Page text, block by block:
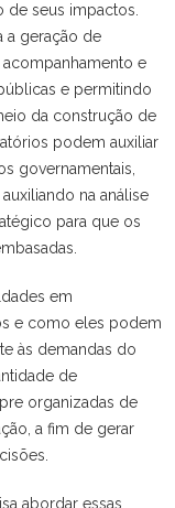
seus impactos.
a geração de
e
e permitindo
da construção de
podem auxiliar
governamentais,
na análise
para que os
em
e como eles podem
às demandas do
de
organizadas de
a fim de gerar
abordar essas